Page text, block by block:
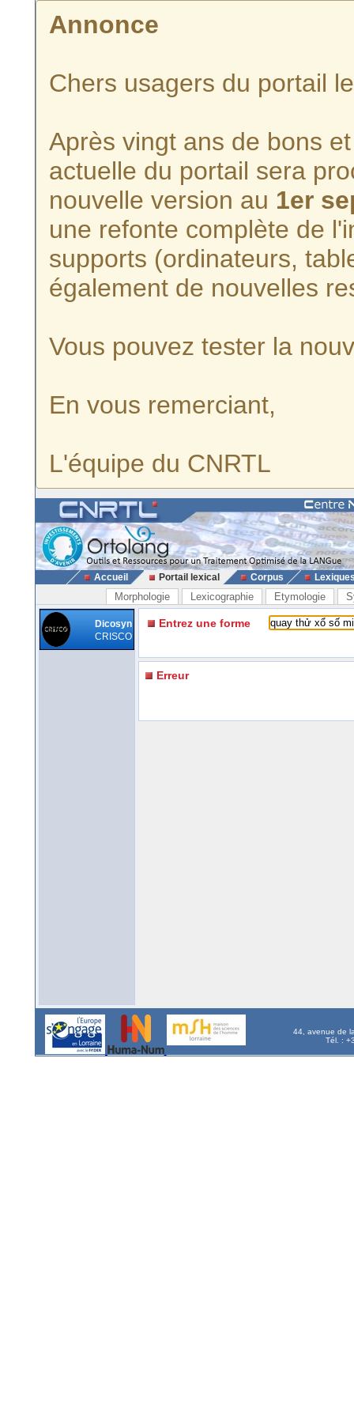
Annonce
Chers usagers du portail
Après vingt ans de bons
actuelle du portail sera
nouvelle version au 1er
une refonte complète de
supports (ordinateurs,
également de nouvelles
Vous pouvez tester la
En vous remerciant,
L'équipe du CNRTL
Accueil Portail lexical Corpus
Morphologie Lexicographie Etymologie
Dicosyn
CRISCO
Entrez une forme
Erreur
44, avenue de
Tél. :